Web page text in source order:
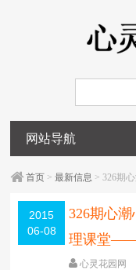
网站导航
首页 >最新信息 > 326期
2015
06-08
326期心
理课堂――
心灵花园网